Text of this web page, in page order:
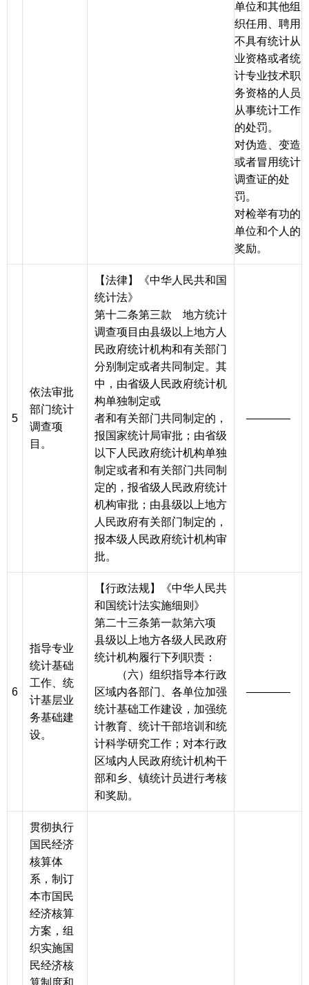
单位和其他组
织任用、聘用
不具有统计从
业资格或者统
计专业技术职
务资格的人员
从事统计工作
的处罚。
对伪造、变造
或者冒用统计
调查证的处
罚。
对检举有功的
单位和个人的
奖励。
5
依法审批
部门统计
调查项
目。
【法律】《中华人民共和国
统计法》
第十二条第三款 地方统计
调查项目由县级以上地方人
民政府统计机构和有关部门
分别制定或者共同制定。其
中，由省级人民政府统计机
构单独制定或
者和有关部门共同制定的，
报国家统计局审批；由省级
以下人民政府统计机构单独
制定或者和有关部门共同制
定的，报省级人民政府统计
机构审批；由县级以上地方
人民政府有关部门制定的，
报本级人民政府统计机构审
批。
————
6
指导专业
统计基础
工作、统
计基层业
务基础建
设。
【行政法规】《中华人民共
和国统计法实施细则》
第二十三条第一款第六项
县级以上地方各级人民政府
统计机构履行下列职责：
（六）组织指导本行政
区域内各部门、各单位加强
统计基础工作建设，加强统
计教育、统计干部培训和统
计科学研究工作；对本行政
区域内人民政府统计机构干
部和乡、镇统计员进行考核
和奖励。
————
贯彻执行
国民经济
核算体
系，制订
本市国民
经济核算
方案，组
织实施国
民经济核